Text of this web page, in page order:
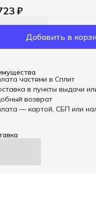
₽
Добавить в
частями в Сплит
в пункты выдачи
возврат
— картой, СБП или